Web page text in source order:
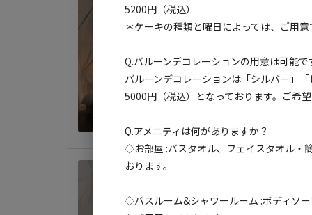
5200円（税込）
＊ケーキの種類と曜日によっては、ご用
Q.バルーンデコレーションの用意は可能で
バルーンデコレーションは「シルバー」
5000円（税込）となっております。ご希
Q.アメニティは何がありますか？
◇お部屋 :バスタオル、フェイスタオル・
おります。
◇バスルーム&シャワールーム :ボディソ
《2
AC
定員: 6
《2
ム【